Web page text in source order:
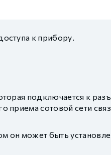
к прибору.
подключается к
приема сотовой сети
он может быть